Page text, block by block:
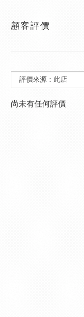
顧客評價
尚未有任何評價